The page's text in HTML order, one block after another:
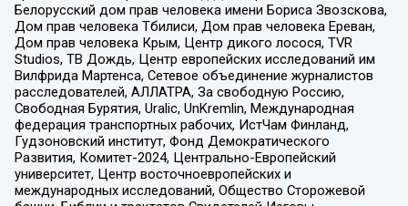
Белорусский дом прав человека имени Бориса Звозскова,
Дом прав человека Тбилиси, Дом прав человека Ереван,
Дом прав человека Крым, Центр дикого лосося, TVR
Studios, ТВ Дождь, Центр европейских исследований им
Вилфрида Мартенса, Сетевое объединение журналистов
расследователей, АЛЛАТРА, За свободную Россию,
Свободная Бурятия, Uralic, UnKremlin, Международная
федерация транспортных рабочих, ИстЧам Финланд,
Гудзоновский институт, Фонд Демократического
Развития, Комитет-2024, Центрально-Европейский
университет, Центр восточноевропейских и
международных исследований, Общество Сторожевой